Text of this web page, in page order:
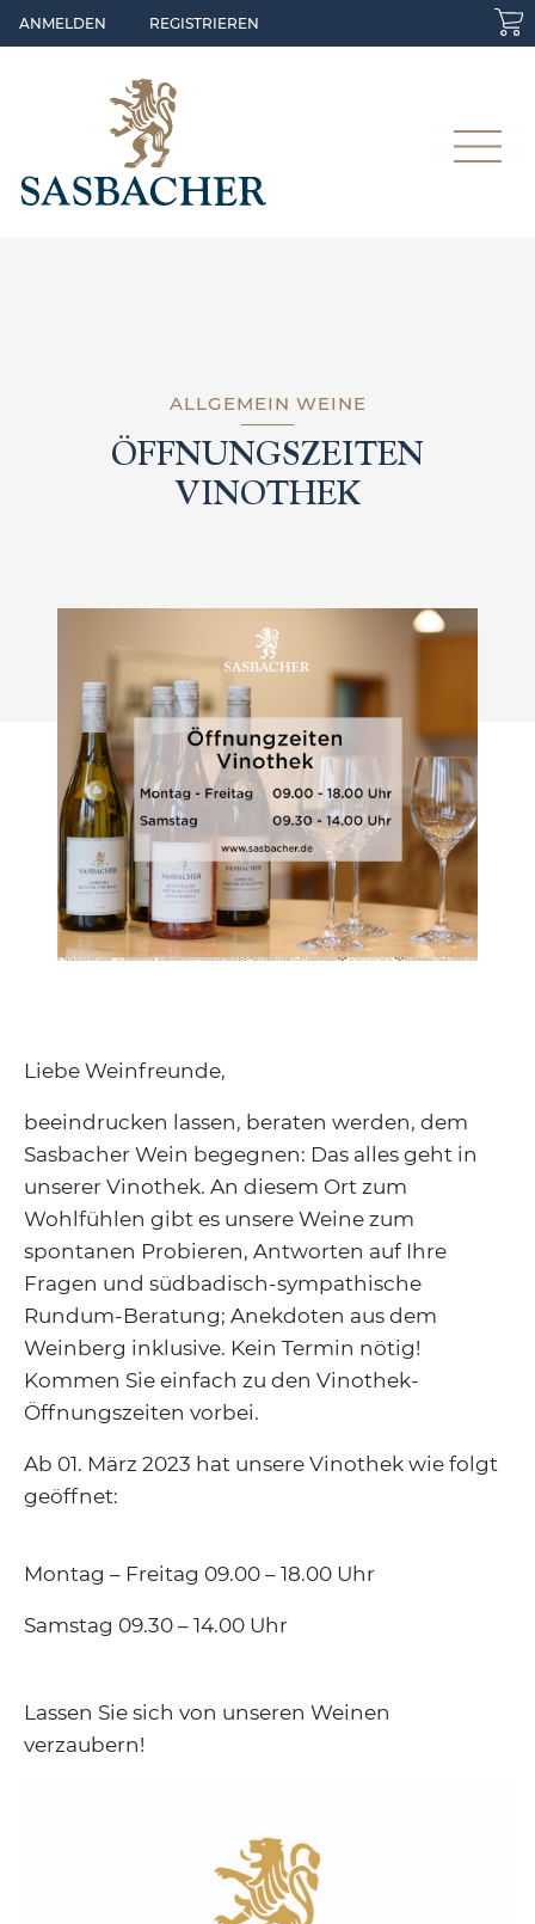
Skip to main content
ANMELDEN REGISTRIEREN
ALLGEMEIN WEINE
ÖFFNUNGSZEITEN
VINOTHEK
Liebe Weinfreunde,
beeindrucken lassen, beraten werden, dem
Sasbacher Wein begegnen: Das alles geht in
unserer Vinothek. An diesem Ort zum
Wohlfühlen gibt es unsere Weine zum
spontanen Probieren, Antworten auf Ihre
Fragen und südbadisch-sympathische
Rundum-Beratung; Anekdoten aus dem
Weinberg inklusive. Kein Termin nötig!
Kommen Sie einfach zu den Vinothek-
Öffnungszeiten vorbei.
Ab 01. März 2023 hat unsere Vinothek wie folgt
geöffnet:
Montag – Freitag 09.00 – 18.00 Uhr
Samstag 09.30 – 14.00 Uhr
Lassen Sie sich von unseren Weinen
verzaubern!